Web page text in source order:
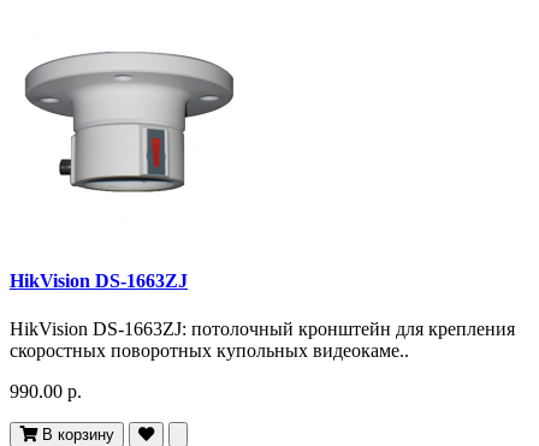
HikVision DS-1663ZJ
HikVision DS-1663ZJ: потолочный кронштейн для крепления
скоростных поворотных купольных видеокаме..
990.00 р.
В корзину